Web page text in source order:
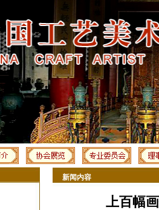
新闻内容
上百幅